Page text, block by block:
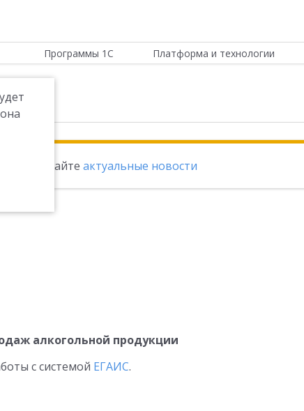
Программы 1С Платформа и технологии
Читайте актуальные новости
алкогольной продукции
с системой ЕГАИС.